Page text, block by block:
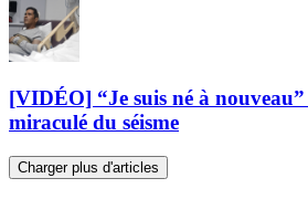
[VIDÉO] “Je suis né à
miraculé du séisme
Charger plus d'articles